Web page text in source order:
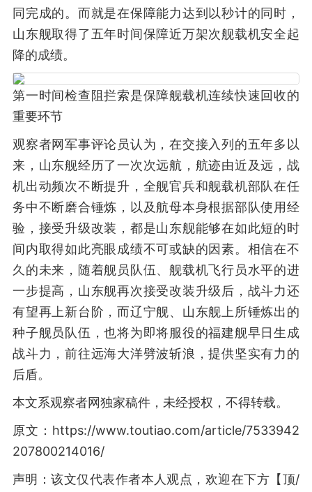
同完成的。而就是在保障能力达到以秒计的同时，
山东舰取得了五年时间保障近万架次舰载机安全起
降的成绩。
第一时间检查阻拦索是保障舰载机连续快速回收的
重要环节
观察者网军事评论员认为，在交接入列的五年多以
来，山东舰经历了一次次远航，航迹由近及远，战
机出动频次不断提升，全舰官兵和舰载机部队在任
务中不断磨合锤炼，以及航母本身根据部队使用经
验，接受升级改装，都是山东舰能够在如此短的时
间内取得如此亮眼成绩不可或缺的因素。相信在不
久的未来，随着舰员队伍、舰载机飞行员水平的进
一步提高，山东舰再次接受改装升级后，战斗力还
有望再上新台阶，而辽宁舰、山东舰上所锤炼出的
种子舰员队伍，也将为即将服役的福建舰早日生成
战斗力，前往远海大洋劈波斩浪，提供坚实有力的
后盾。
本文系观察者网独家稿件，未经授权，不得转载。
原文：https://www.toutiao.com/article/7533942
207800214016/
声明：该文仅代表作者本人观点，欢迎在下方【顶/